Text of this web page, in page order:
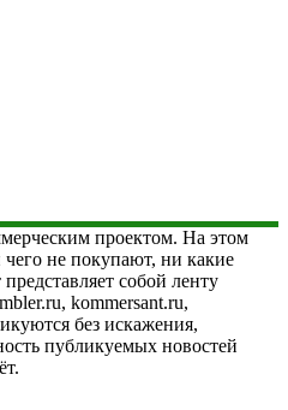
проектом. На этом
не покупают, ни какие
собой ленту
kommersant.ru,
без искажения,
публикуемых новостей